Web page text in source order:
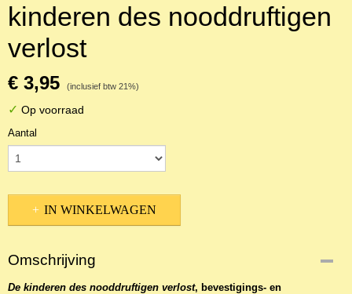
kinderen des nooddruftigen
verlost
€ 3,95 (inclusief btw 21%)
✓ Op voorraad
Aantal
IN WINKELWAGEN
Omschrijving
De kinderen des nooddruftigen verlost, bevestigings- en